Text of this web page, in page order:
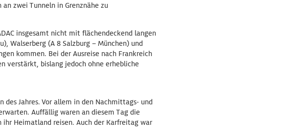
zwei Tunneln in Grenznähe zu
insgesamt nicht mit flächendeckend langen
Walserberg (A 8 Salzburg – München) und
kommen. Bei der Ausreise nach Frankreich
verstärkt, bislang jedoch ohne erhebliche
des Jahres. Vor allem in den Nachmittags- und
Auffällig waren an diesem Tag die
ihr Heimatland reisen. Auch der Karfreitag war